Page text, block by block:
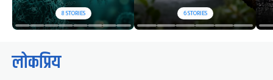
8STORIES 6STORIES
लोकप्रिय